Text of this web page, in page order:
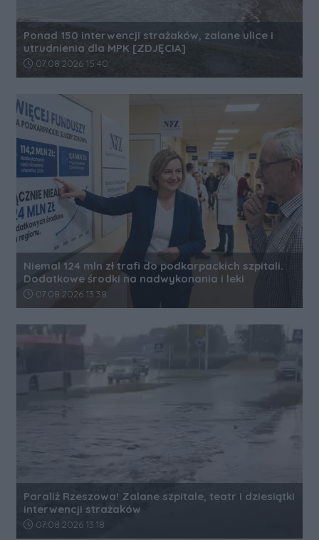
Ponad 150 interwencji strażaków, zalane ulice i
utrudnienia dla MPK [ZDJĘCIA]
Data dodania artykułu:
07.08.2026 15:40
Niemal 124 mln zł trafi do podkarpackich szpitali.
Dodatkowe środki na nadwykonania i leki
Data dodania artykułu:
07.08.2026 13:38
Paraliż Rzeszowa! Zalane szpitale, teatr i dziesiątki
interwencji strażaków
Data dodania artykułu:
07.08.2026 13:18